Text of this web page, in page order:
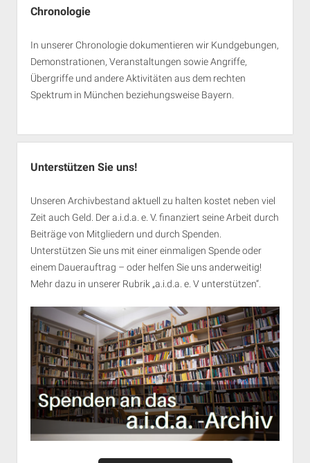
Chronologie
In unserer Chronologie dokumentieren wir Kundgebungen,
Demonstrationen, Veranstaltungen sowie Angriffe,
Übergriffe und andere Aktivitäten aus dem rechten
Spektrum in München beziehungsweise Bayern.
Unterstützen Sie uns!
Unseren Archivbestand aktuell zu halten kostet neben viel
Zeit auch Geld. Der a.i.d.a. e. V. finanziert seine Arbeit durch
Beiträge von Mitgliedern und durch Spenden.
Unterstützen Sie uns mit einer einmaligen Spende oder
einem Dauerauftrag – oder helfen Sie uns anderweitig!
Mehr dazu in unserer Rubrik „a.i.d.a. e. V unterstützen“.